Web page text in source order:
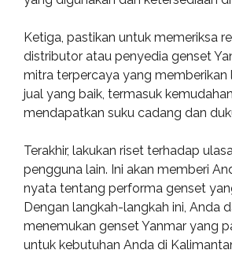
Ketiga, pastikan untuk memeriksa
distributor atau penyedia genset
mitra terpercaya yang memberikan
jual yang baik, termasuk
mendapatkan suku cadang dan
Terakhir, lakukan riset terhadap
pengguna lain. Ini akan memberi
nyata tentang performa genset
Dengan langkah-langkah ini, Anda
menemukan genset Yanmar yang
untuk kebutuhan Anda di